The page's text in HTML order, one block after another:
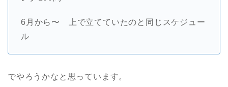
6月から〜 上で立てていたのと同じスケジュー
ル
でやろうかなと思っています。